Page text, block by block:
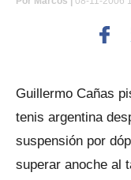
Guillermo Cañas
tenis argentina
suspensión por
superar anoche al